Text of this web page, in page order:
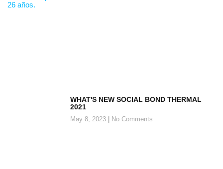
WHAT'S NEW SOCIAL BOND THERMAL
2021
May 8, 2023 No Comments